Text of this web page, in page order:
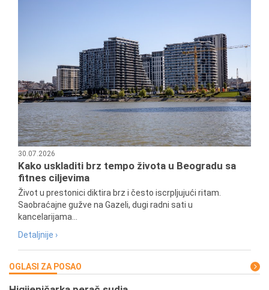
30.07.2026
Kako uskladiti brz tempo života u Beogradu sa
fitnes ciljevima
Život u prestonici diktira brz i često iscrpljujući ritam.
Saobraćajne gužve na Gazeli, dugi radni sati u
kancelarijama...
Detaljnije ›
OGLASI ZA POSAO